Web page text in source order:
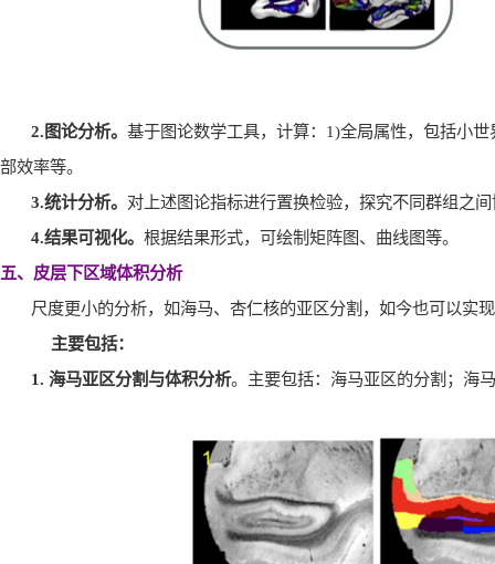
2. 图论分析。 基于图论数学工具，计算： 1)全局属性，包括小
部效率等。
3.统计分析。 对上述图论指标进行置换检验，探究不同群组之
4.结果可视化。 根据结果形式，可绘制矩阵图、曲线图等。
五、皮层下区域体积分析
尺度更小的分析，如海马、杏仁核的亚区分割，如今也可以实
主要包括：
1. 海马亚区分割与体积分析。主要包括：海马亚区的分割；海